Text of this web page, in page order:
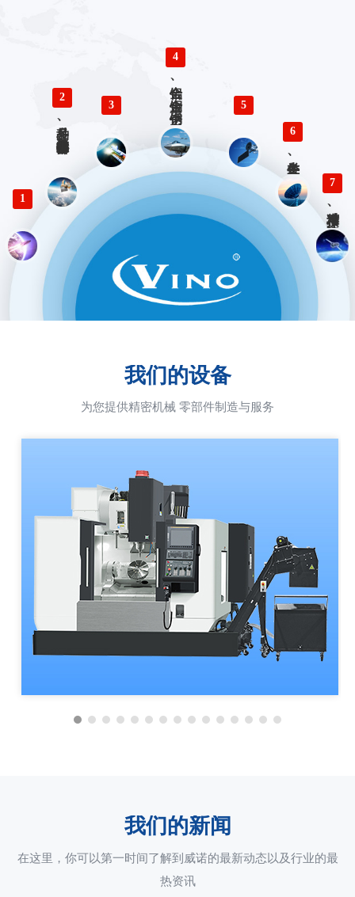
1
2
多品种、小批量精密仪器零部件加工
3
4
铝合金、铜合金、不锈钢、钛合金零件精密加工 5
6
各类生产、检验工装设计与制造
7
精准对接、快速响应 优势服务
我们的设备
为您提供精密机械 零部件制造与服务
我们的新闻
在这里，你可以第一时间了解到威诺的最新动态以及行业的最
热资讯